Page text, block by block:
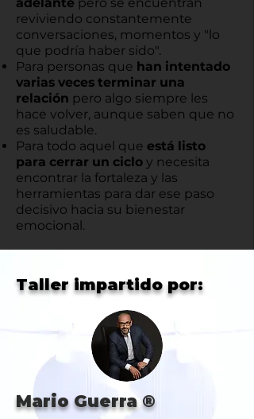
reviviendo constantemente
conversaciones, momentos y "lo
que podría haber sido".
Para personas que han intentado
varias veces terminar una
relación pero algo siempre les
hace volver, aunque saben que no
es saludable.
Para todo aquel que está listo
para cerrar un ciclo y necesita
encontrar la fortaleza y las
herramientas para dar ese paso
decisivo hacia su bienestar
emocional.
Taller impartido por:
Mario Guerra ®